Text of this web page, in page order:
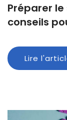
Préparer
conseils
Lire